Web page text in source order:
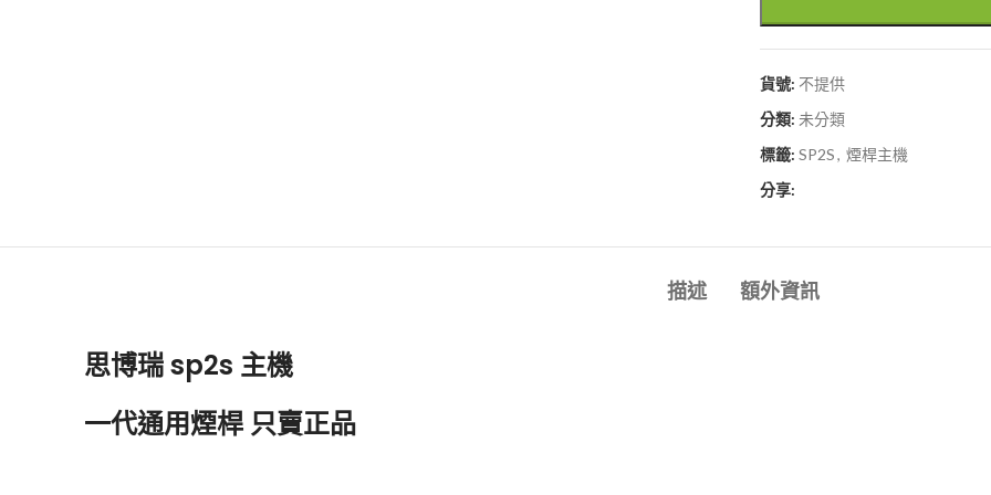
貨號: 不提供
分類: 未分類
標籤: SP2S, 煙桿主機
分享:
描述 額外資訊
思博瑞sp2s 主機
一代通用煙桿 只賣正品